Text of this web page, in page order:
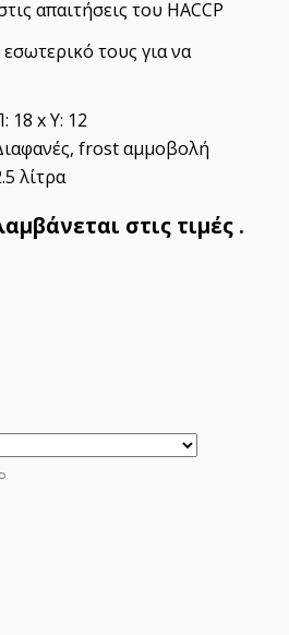
απαιτήσεις του HACCP
τους για να
18 x Υ: 12
frost αμμοβολή
λίτρα
στις τιμές .